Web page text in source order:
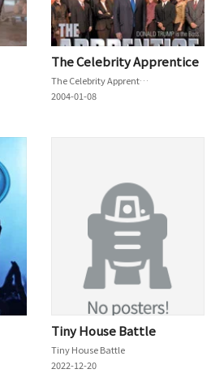
The Celebrity Apprentice
The Celebrity Apprentice
2004-01-08
Tiny House Battle
Tiny House Battle
2022-12-20